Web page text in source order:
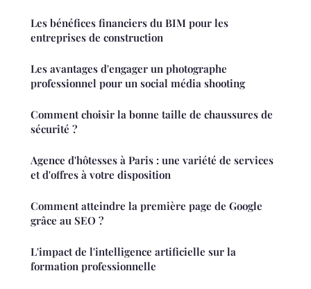
Les bénéfices financiers du BIM pour les
entreprises de construction
Les avantages d'engager un photographe
professionnel pour un social média shooting
Comment choisir la bonne taille de chaussures de
sécurité ?
Agence d'hôtesses à Paris : une variété de services
et d'offres à votre disposition
Comment atteindre la première page de Google
grâce au SEO ?
L'impact de l'intelligence artificielle sur la
formation professionnelle